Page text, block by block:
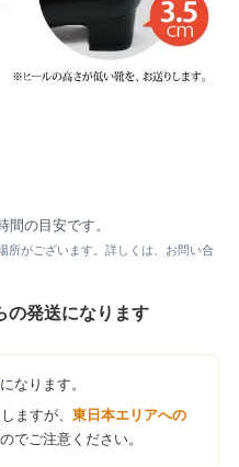
間の目安です。
所がございます。詳しくは、お問い合
の発送になります
になります。
ますが、東日本エリアへの
でご注意ください。